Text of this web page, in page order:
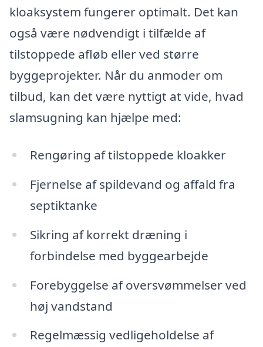
kloaksystem fungerer optimalt. Det kan
også være nødvendigt i tilfælde af
tilstoppede afløb eller ved større
byggeprojekter. Når du anmoder om
tilbud, kan det være nyttigt at vide, hvad
slamsugning kan hjælpe med:
Rengøring af tilstoppede kloakker
Fjernelse af spildevand og affald fra
septiktanke
Sikring af korrekt dræning i
forbindelse med byggearbejde
Forebyggelse af oversvømmelser ved
høj vandstand
Regelmæssig vedligeholdelse af